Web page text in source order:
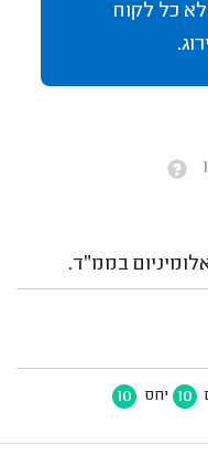
כל לקוח
בממ״ד.
10 יחס 10